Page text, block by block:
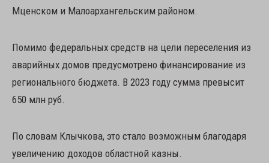
Мценском и Малоархангельским районом.
Помимо федеральных средств на цели переселения из
аварийных домов предусмотрено финансирование из
регионального бюджета. В 2023 году сумма превысит
650 млн руб.
По словам Клычкова, это стало возможным благодаря
увеличению доходов областной казны.